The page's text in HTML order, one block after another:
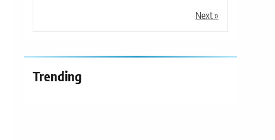
Next »
Trending